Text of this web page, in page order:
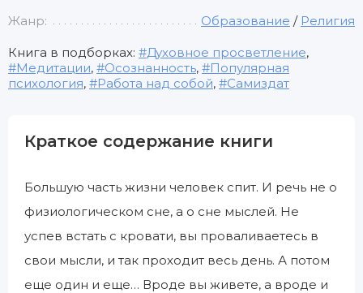
Жанр: Образование / Религия
Книга в подборках: Духовное просветление,
Медитации, Осознанность,
Популярная
психология, Работа над собой, Самиздат
Краткое содержание книги
Большую часть жизни человек спит. И речь не о
физиологическом сне, а о сне мыслей. Не
успев встать с кровати, вы проваливаетесь в
свои мысли, и так проходит весь день. А потом
еще один и еще… Вроде вы живете, а вроде и